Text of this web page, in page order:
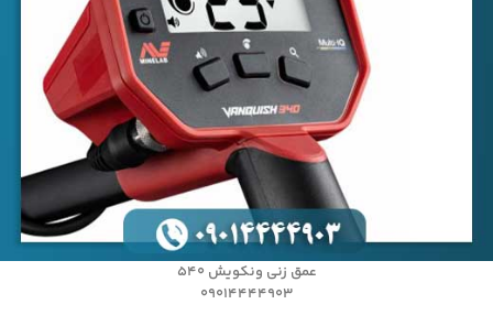
عمق زنی ونکویش 540
09014444903